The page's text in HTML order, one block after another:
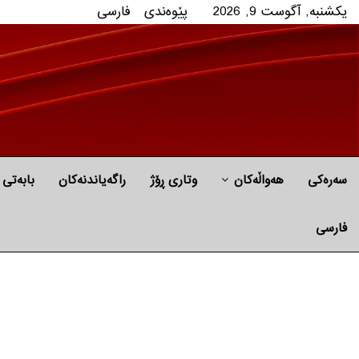
یکشنبه, آگوست 9, 2026 پێوه‌ندی فارسی
سەرەکی هه‌واڵه‌کان وتاری ڕۆژ راگه‌یاندنه‌كان
فارسی